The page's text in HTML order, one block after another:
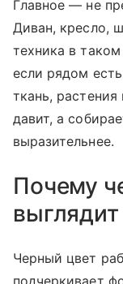
Главное — не
Диван, кресло,
техника в
если рядом
ткань,
давит, а
выразительнее.
Почему
Черный цвет